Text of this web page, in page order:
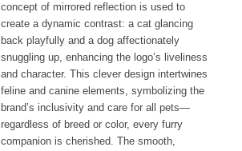
concept of mirrored reflection is used to
create a dynamic contrast: a cat glancing
back playfully and a dog affectionately
snuggling up, enhancing the logo’s liveliness
and character. This clever design intertwines
feline and canine elements, symbolizing the
brand’s inclusivity and care for all pets—
regardless of breed or color, every furry
companion is cherished. The smooth,